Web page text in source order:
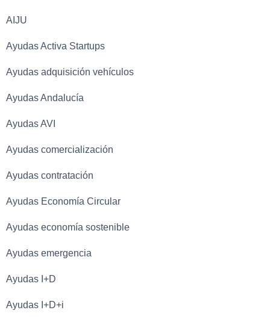
AIJU
Ayudas Activa Startups
Ayudas adquisición vehículos
Ayudas Andalucía
Ayudas AVI
Ayudas comercialización
Ayudas contratación
Ayudas Economía Circular
Ayudas economía sostenible
Ayudas emergencia
Ayudas I+D
Ayudas I+D+i